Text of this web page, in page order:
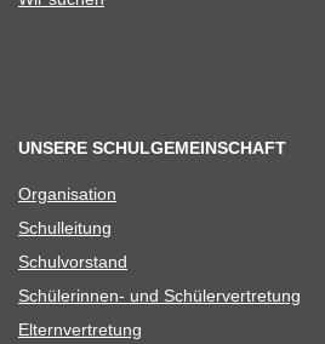
UNSERE SCHULGEMEINSCHAFT
Orga­ni­sa­tion
Schul­lei­tung
Schul­vor­stand
Schü­le­rin­nen- und Schülervertretung
Eltern­ver­tre­tung